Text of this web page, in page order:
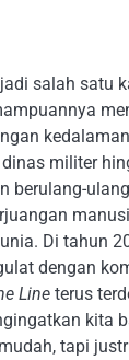
salah satu
militer
berulang-
Di tahun
dengan
Line terus
kita
tapi